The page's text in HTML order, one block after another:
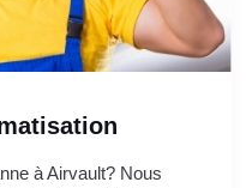
à Airvault? Nous